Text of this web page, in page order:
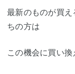
最新のものが買
ちの方は
この機会に買い換